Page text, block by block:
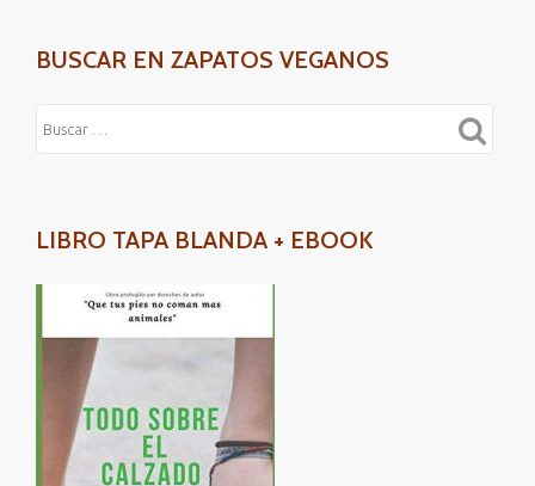
BUSCAR EN ZAPATOS VEGANOS
LIBRO TAPA BLANDA + EBOOK